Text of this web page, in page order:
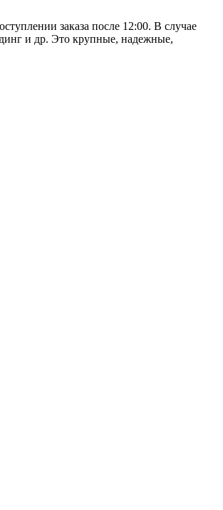
заказа после 12:00. В случае
и др. Это крупные, надежные,